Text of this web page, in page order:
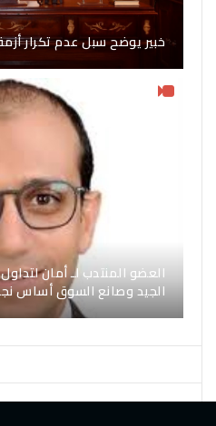
خبير يوضح سبل عدم تكرار
العضو المنتدب لـ أمان لتداول
الجيد وصانع السوق أساس